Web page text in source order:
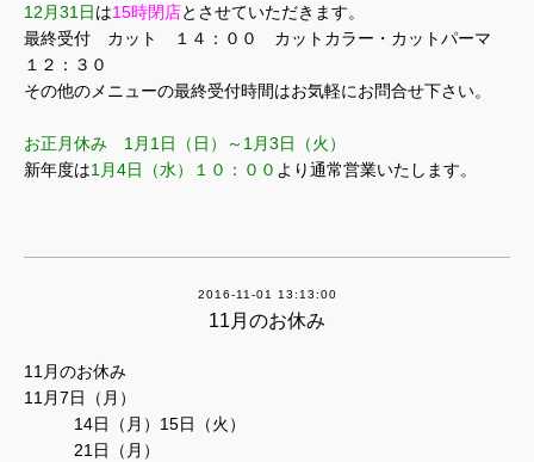
12月31日は15時閉店とさせていただきます。
最終受付 カット １４：００ カットカラー・カットパーマ
１２：３０
その他のメニューの最終受付時間はお気軽にお問合せ下さい。
お正月休み 1月1日（日）～1月3日（火）
新年度は1月4日（水）１０：００ より通常営業いたします。
2016-11-01 13:13:00
11月のお休み
11月のお休み
11月7日（月）
14日（月）15日（火）
21日（月）